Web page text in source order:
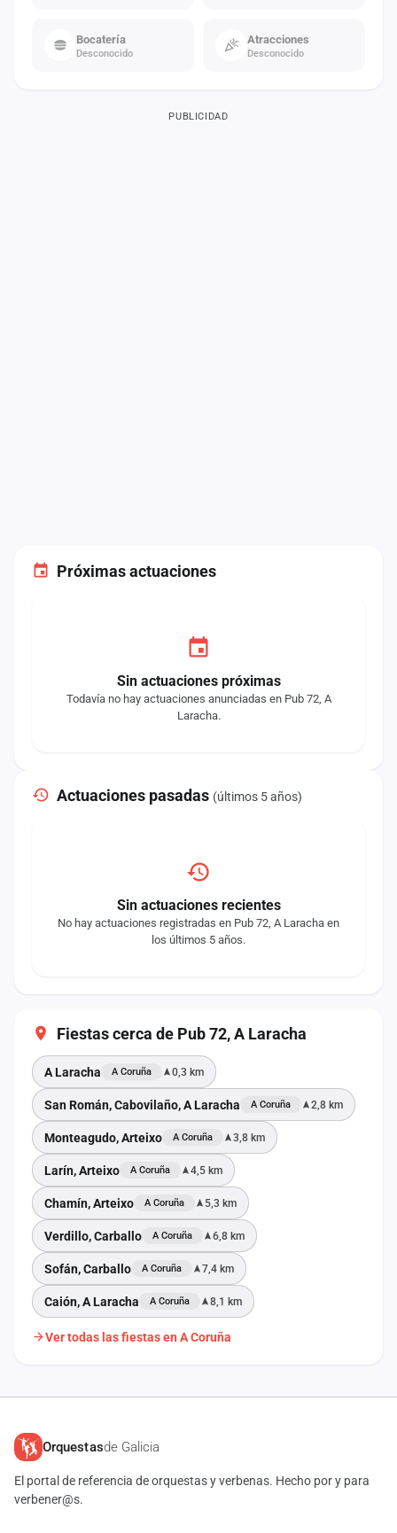
Próximas actuaciones
Sin actuaciones próximas
Todavía no hay actuaciones anunciadas en Pub 72, A
Laracha.
Actuaciones pasadas (últimos 5 años)
Sin actuaciones recientes
No hay actuaciones registradas en Pub 72, A Laracha en
los últimos 5 años.
Bocatería
Desconocido
Atracciones
Desconocido
PUBLICIDAD
Fiestas cerca de Pub 72, A Laracha
A Laracha A Coruña 0,3 km
San Román, Cabovilaño, A Laracha A Coruña 2,8 km
Monteagudo, Arteixo A Coruña 3,8 km
Larín, Arteixo A Coruña 4,5 km
Chamín, Arteixo A Coruña 5,3 km
Verdillo, Carballo A Coruña 6,8 km
Sofán, Carballo A Coruña 7,4 km
Caión, A Laracha A Coruña 8,1 km
Ver todas las fiestas en A Coruña
Orquestasde Galicia
El portal de referencia de orquestas y verbenas. Hecho por y para
verbener@s.